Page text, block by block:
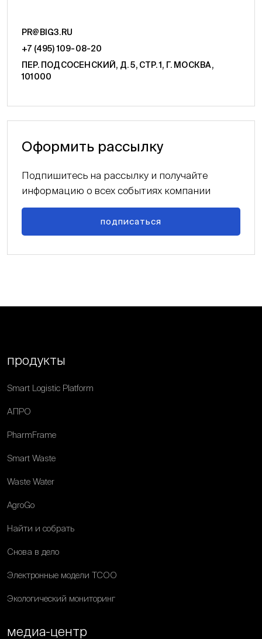
PR@BIG3.RU
+7 (495) 109-08-20
ПЕР. ПОДСОСЕНСКИЙ, Д. 5, СТР. 1, Г. МОСКВА,
101000
Оформить рассылку
Подпишитесь на рассылку и получайте
информацию о всех событиях компании
подписаться
продукты
Smart Logistic Platform
АПРО
PharmFrame
Smart Waste
Waste Water
AgroGo
Найти и собрать
Снова в дело
Электронные модели ТСОО
Экологический мониторинг
медиа-центр